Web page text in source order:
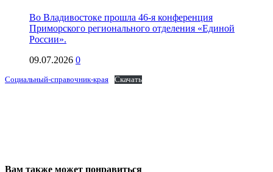
Во Владивостоке прошла 46-я конференция
Приморского регионального отделения «Единой
России».
09.07.2026 0
Социальный-справочник-края Скачать
Вам также может понравиться